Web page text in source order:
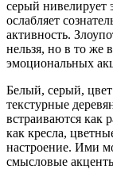
серый нивелирует
ослабляет
активность.
нельзя, но в то же
эмоциональных
Белый, серый,
текстурные
встраиваются как
как кресла,
настроение. Ими
смысловые